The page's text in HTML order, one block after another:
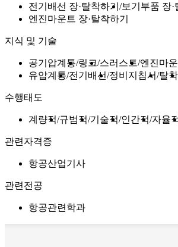
전기배선 장·탈착하기
보기부품 장·
엔진마운트 장·탈착하기
지식 및 기술
공기압계통 링크 스러스트 엔진마
유압계통 전기배선 정비지침서 탈착
수행태도
계량적 규범적 기술적 인간적 자율
관련자격증
항공산업기사
관련전공
항공관련학과